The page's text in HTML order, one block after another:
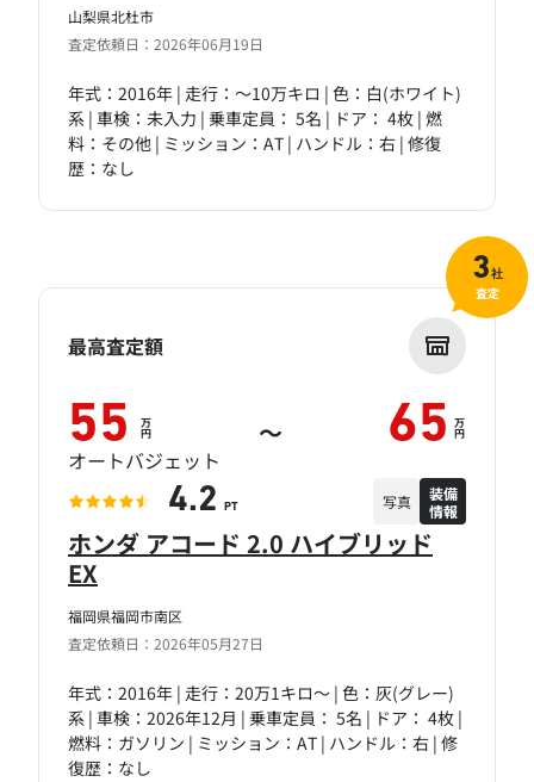
山梨県北杜市
査定依頼日：2026年06月19日
年式：2016年 | 走行：～10万キロ | 色：白(ホワイト)
系 | 車検：未入力 | 乗車定員： 5名 | ドア： 4枚 | 燃
料：その他 | ミッション：AT | ハンドル：右 | 修復
歴：なし
福岡県福岡市南区
査定依頼日：2026年05月27日
ホンダ アコード 2.0 ハイブリッド
EX
年式：2016年 | 走行：20万1キロ～ | 色：灰(グレー)
系 | 車検：2026年12月 | 乗車定員： 5名 | ドア： 4枚 |
燃料：ガソリン | ミッション：AT | ハンドル：右 | 修
復歴：なし
最高査定額
55 万
円 ～ 65 万
円
オートバジェット
4.2 PT 写真
装備
情報
3社
査定